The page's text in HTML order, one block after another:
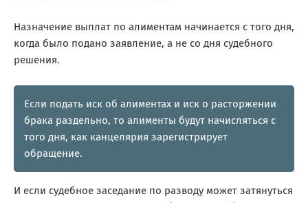
Назначение выплат по алиментам начинается с того дня,
когда было подано заявление, а не со дня судебного
решения.
Если подать иск об алиментах и иск о расторжении
брака раздельно, то алименты будут начисляться с
того дня, как канцелярия зарегистрирует
обращение.
И если судебное заседание по разводу может затянуться